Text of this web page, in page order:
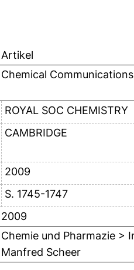
Artikel
Chemical Communications
ROYAL SOC CHEMISTRY
CAMBRIDGE
2009
S. 1745-1747
2009
Chemie und Pharmazie >
Manfred Scheer